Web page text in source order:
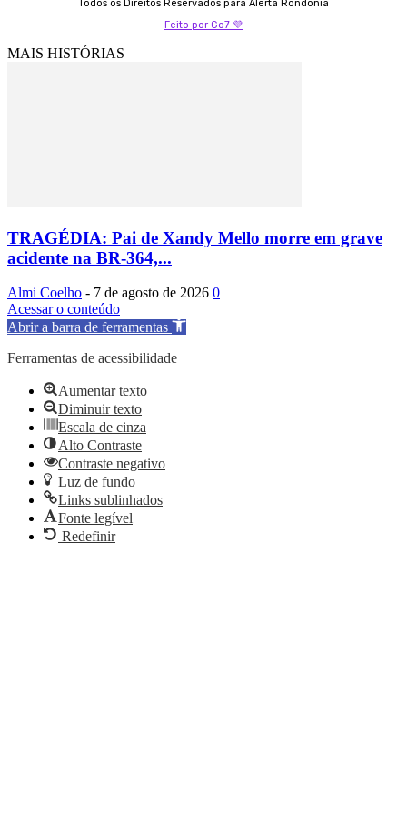
Todos os Direitos Reservados para Alerta Rondonia
Feito por Go7 💜
MAIS HISTÓRIAS
TRAGÉDIA: Pai de Xandy Mello morre em grave
acidente na BR-364,...
Almi Coelho - 7 de agosto de 2026 0
Acessar o conteúdo
Abrir a barra de ferramentas
Ferramentas de acessibilidade
Aumentar texto
Diminuir texto
Escala de cinza
Alto Contraste
Contraste negativo
Luz de fundo
Links sublinhados
Fonte legível
Redefinir